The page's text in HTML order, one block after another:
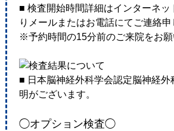
■ 検査開始時間詳細はインターネッ
りメールまたはお電話にてご連絡申
※予約時間の15分前のご来院をお願
■ 日本脳神経外科学会認定脳神経外
明がございます。
◯オプション検査◯